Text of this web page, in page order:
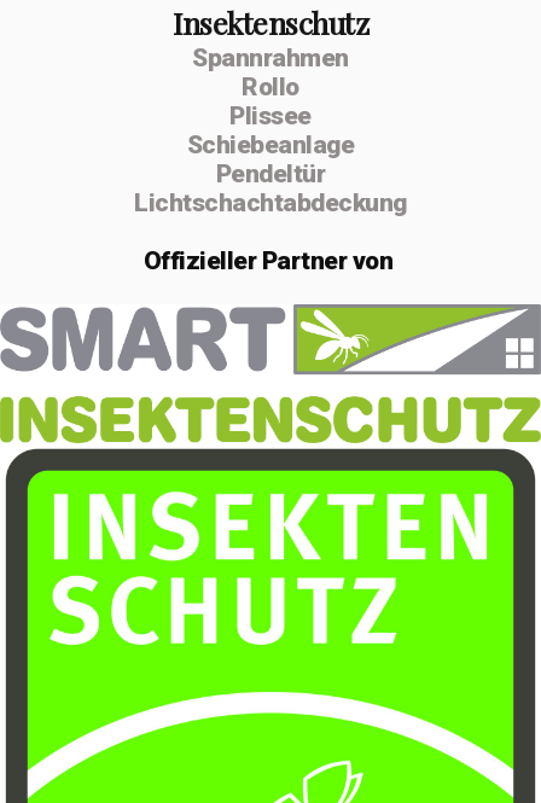
Insektenschutz
Spannrahmen
Rollo
Plissee
Schiebeanlage
Pendeltür
Lichtschachtabdeckung
OffiziellerPartner von